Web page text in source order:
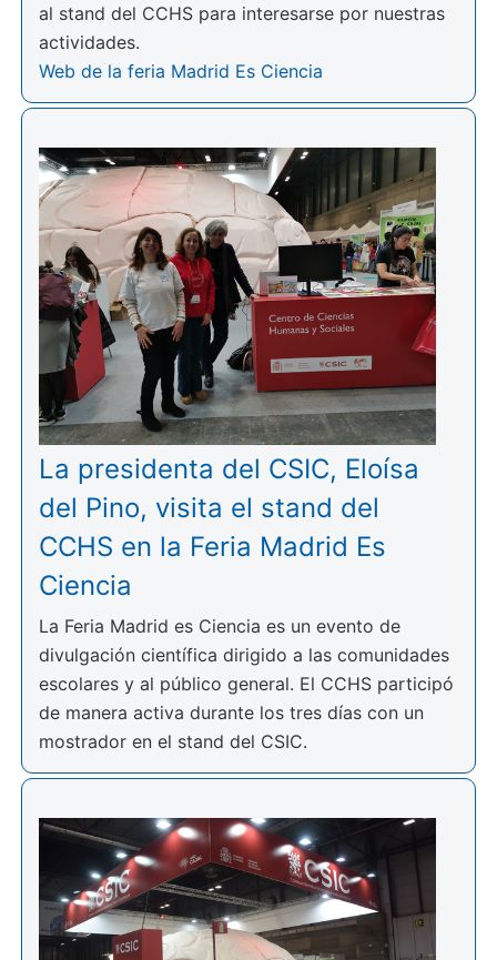
al stand del CCHS para interesarse por nuestras
actividades.
Web de la feria Madrid Es Ciencia
La presidenta del CSIC, Eloísa
del Pino, visita el stand del
CCHS en la Feria Madrid Es
Ciencia
La Feria Madrid es Ciencia es un evento de
divulgación científica dirigido a las comunidades
escolares y al público general. El CCHS participó
de manera activa durante los tres días con un
mostrador en el stand del CSIC.